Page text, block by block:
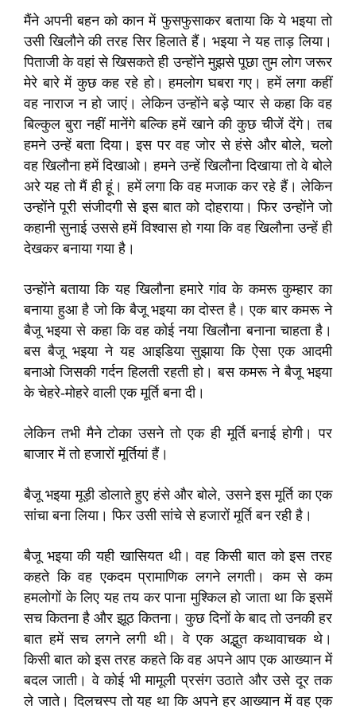
मैंने अपनी बहन को कान में फुसफुसाकर बताया कि ये भइया तो
उसी खिलौने की तरह सिर हिलाते हैं। भइया ने यह ताड़ लिया।
पिताजी के वहां से खिसकते ही उन्होंने मुझसे पूछा तुम लोग जरूर
मेरे बारे में कुछ कह रहे हो। हमलोग घबरा गए। हमें लगा कहीं
वह नाराज न हो जाएं। लेकिन उन्होंने बड़े प्यार से कहा कि वह
बिल्कुल बुरा नहीं मानेंगे बल्कि हमें खाने की कुछ चीजें देंगे। तब
हमने उन्हें बता दिया। इस पर वह जोर से हंसे और बोले, चलो
वह खिलौना हमें दिखाओ। हमने उन्हें खिलौना दिखाया तो वे बोले
अरे यह तो मैं ही हूं। हमें लगा कि वह मजाक कर रहे हैं। लेकिन
उन्होंने पूरी संजीदगी से इस बात को दोहराया। फिर उन्होंने जो
कहानी सुनाई उससे हमें विश्वास हो गया कि वह खिलौना उन्हें ही
देखकर बनाया गया है।
उन्होंने बताया कि यह खिलौना हमारे गांव के कमरू कुम्हार का
बनाया हुआ है जो कि बैजू भइया का दोस्त है। एक बार कमरू ने
बैजू भइया से कहा कि वह कोई नया खिलौना बनाना चाहता है।
बस बैजू भइया ने यह आइडिया सुझाया कि ऐसा एक आदमी
बनाओ जिसकी गर्दन हिलती रहती हो। बस कमरू ने बैजू भइया
के चेहरे-मोहरे वाली एक मूर्ति बना दी।
लेकिन तभी मैने टोका उसने तो एक ही मूर्ति बनाई होगी। पर
बाजार में तो हजारों मूर्तियां हैं।
बैजू भइया मूड़ी डोलाते हुए हंसे और बोले, उसने इस मूर्ति का एक
सांचा बना लिया। फिर उसी सांचे से हजारों मूर्ति बन रही है।
बैजू भइया की यही खासियत थी। वह किसी बात को इस तरह
कहते कि वह एकदम प्रामाणिक लगने लगती। कम से कम
हमलोगों के लिए यह तय कर पाना मुश्किल हो जाता था कि इसमें
सच कितना है और झूठ कितना। कुछ दिनों के बाद तो उनकी हर
बात हमें सच लगने लगी थी। वे एक अद्भुत कथावाचक थे।
किसी बात को इस तरह कहते कि वह अपने आप एक आख्यान में
बदल जाती। वे कोई भी मामूली प्रसंग उठाते और उसे दूर तक
ले जाते। दिलचस्प तो यह था कि अपने हर आख्यान में वह एक